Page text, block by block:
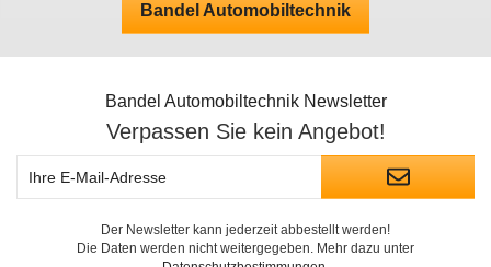
Bandel Automobiltechnik
Bandel Automobiltechnik Newsletter
Verpassen Sie kein Angebot!
Der Newsletter kann jederzeit abbestellt werden!
Die Daten werden nicht weitergegeben. Mehr dazu unter